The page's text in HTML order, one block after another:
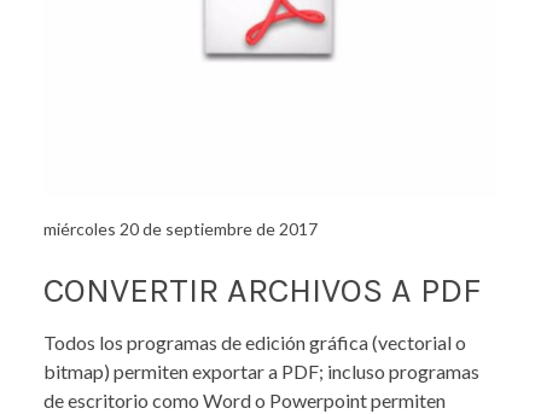
miércoles 20 de septiembre de 2017
CONVERTIR ARCHIVOS A PDF
Todos los programas de edición gráfica (vectorial o
bitmap) permiten exportar a PDF; incluso programas
de escritorio como Word o Powerpoint permiten